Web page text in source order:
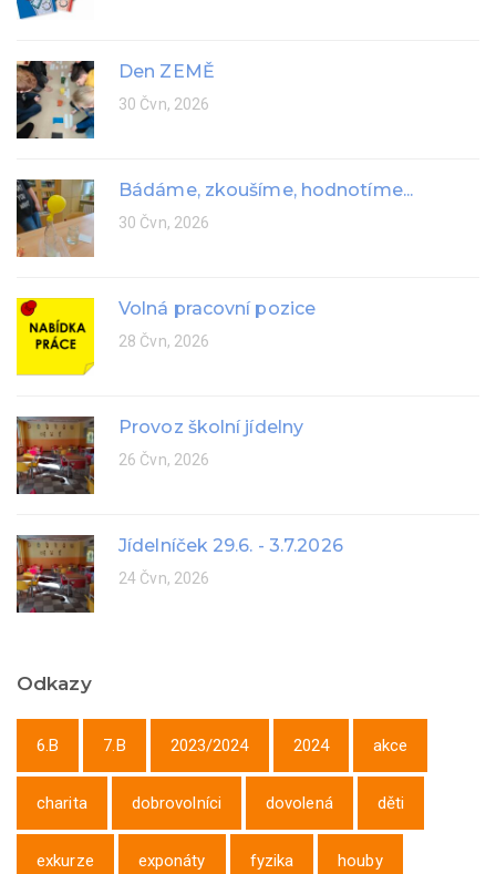
Den ZEMĚ
30 Čvn, 2026
Bádáme, zkoušíme, hodnotíme...
30 Čvn, 2026
Volná pracovní pozice
28 Čvn, 2026
Provoz školní jídelny
26 Čvn, 2026
Jídelníček 29.6. - 3.7.2026
24 Čvn, 2026
Odkazy
6.B 7.B 2023/2024 2024 akce
charita dobrovolníci dovolená děti
exkurze exponáty fyzika houby